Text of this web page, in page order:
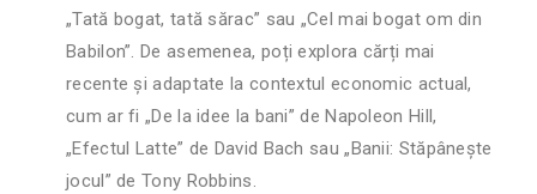
„Tată bogat, tată sărac” sau „Cel mai bogat om din
Babilon”. De asemenea, poți explora cărți mai
recente și adaptate la contextul economic actual,
cum ar fi „De la idee la bani” de Napoleon Hill,
„Efectul Latte” de David Bach sau „Banii: Stăpânește
jocul” de Tony Robbins.